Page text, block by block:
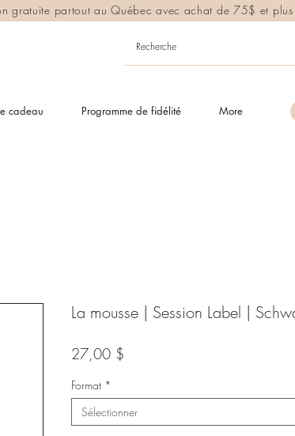
gratuite partout au Québec avec achat de 75$ et plus
cadeau Programme de fidélité More
La mousse | Session Label |
27,00 $
Format *
Sélectionner